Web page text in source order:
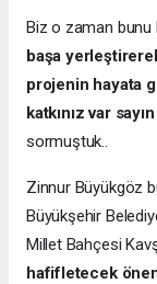
Biz o zaman bunu
başa
projenin hayata
katkınız var
sormuştuk..
Zinnur Büyükgöz
Büyükşehir
Millet Bahçesi
hafifletecek